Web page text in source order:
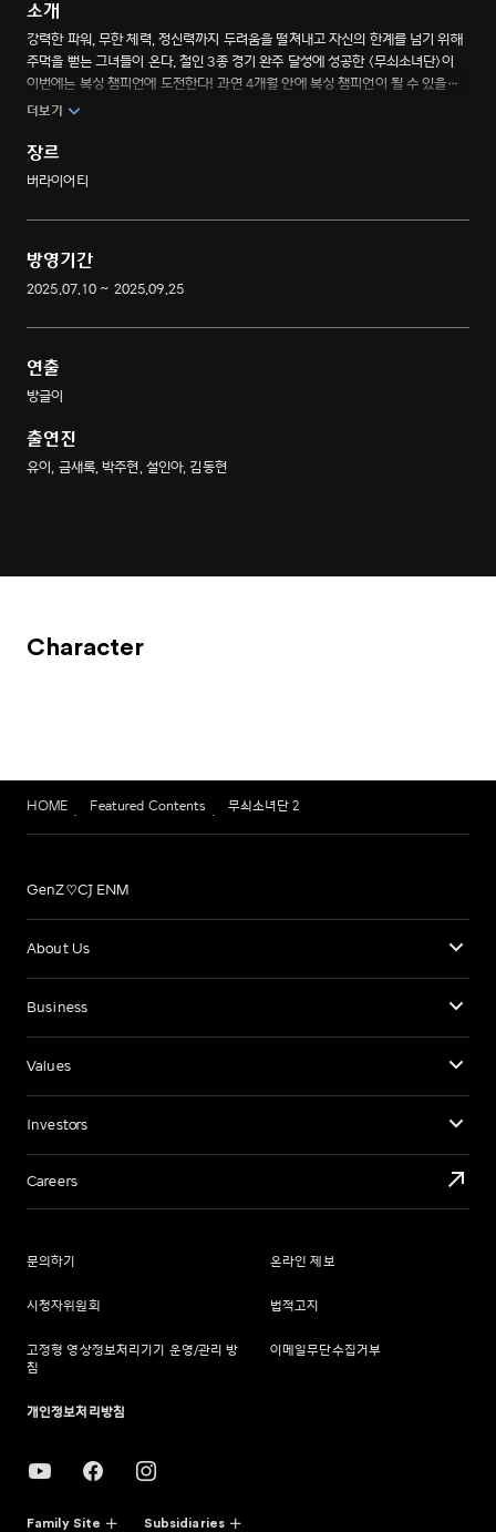
소개
강력한 파워, 무한 체력, 정신력까지 두려움을 떨쳐내고 자신의 한계를 넘기 위해
주먹을 뻗는 그녀들이 온다. 철인 3종 경기 완주 달성에 성공한 <무쇠소녀단>이
이번에는 복싱 챔피언에 도전한다! 과연 4개월 안에 복싱 챔피언이 될 수 있을까?
철인이 된 그녀들의 피, 땀, 눈물이 담긴 복싱 챔피언 도전기.
더보기
장르
버라이어티
방영기간
2025.07.10 ~ 2025.09.25
연출
방글이
출연진
유이, 금새록, 박주현, 설인아, 김동현
Character
HOME Featured Contents 무쇠소녀단 2
GenZ♡CJ ENM
About Us
Business
Values
Investors
Careers
문의하기 온라인 제보
시청자위원회 법적고지
고정형 영상정보처리기기 운영/관리 방
침
이메일무단수집거부
개인정보처리방침
Family Site Subsidiaries